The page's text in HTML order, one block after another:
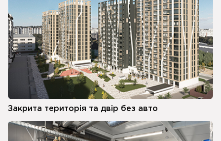
Закрита територія та двір без авто